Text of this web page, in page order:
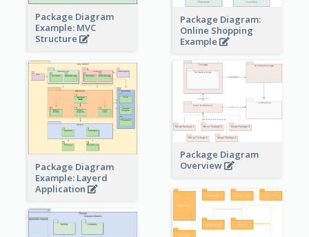
Package Diagram
Example: MVC
Structure
Package Diagram:
Online Shopping
Example
Package Diagram
Example: Layerd
Application
Package Diagram
Overview